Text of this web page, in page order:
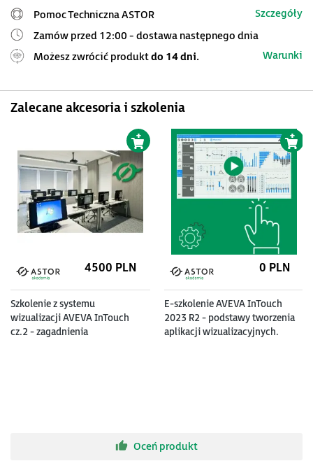
Pomoc Techniczna ASTOR
Szczegóły
Zamów przed 12:00 - dostawa następnego dnia
Możesz zwrócić produktdo 14 dni. Warunki
Zalecane akcesoria i szkolenia
Szkolenie z systemu
wizualizacji AVEVA InTouch
cz.2 - zagadnienia
4500 PLN
E-szkolenie AVEVA InTouch
2023 R2 - podstawy tworzenia
aplikacji wizualizacyjnych.
0 PLN
Oceń produkt